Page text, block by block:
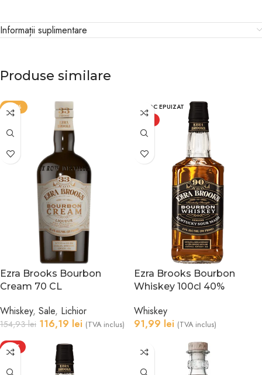
Informații suplimentare
Produse similare
-25%
Ezra Brooks Bourbon
Cream 70 CL
Whiskey, Sale, Lichior
154,93lei 116,19 lei (TVA inclus)
STOC EPUIZAT
Ezra Brooks Bourbon
Whiskey 100cl 40%
Whiskey
91,99 lei (TVA inclus)
HOT